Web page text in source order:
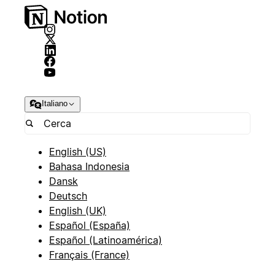
Italiano
English (US)
Bahasa Indonesia
Dansk
Deutsch
English (UK)
Español (España)
Español (Latinoamérica)
Français (France)